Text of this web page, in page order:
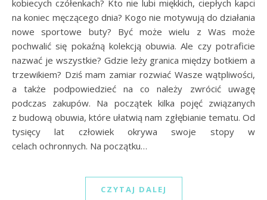
kobiecych czółenkach? Kto nie lubi miękkich, ciepłych kapci
na koniec męczącego dnia? Kogo nie motywują do działania
nowe sportowe buty? Być może wielu z Was może
pochwalić się pokaźną kolekcją obuwia. Ale czy potraficie
nazwać je wszystkie? Gdzie leży granica między botkiem a
trzewikiem? Dziś mam zamiar rozwiać Wasze wątpliwości,
a także podpowiedzieć na co należy zwrócić uwagę
podczas zakupów. Na początek kilka pojęć związanych
z budową obuwia, które ułatwią nam zgłębianie tematu. Od
tysięcy lat człowiek okrywa swoje stopy w
celach ochronnych. Na początku…
CZYTAJ DALEJ